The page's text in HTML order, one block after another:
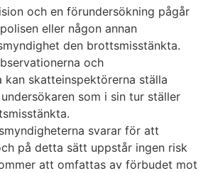
och en förundersökning pågår
eller någon annan
den brottsmisstänkta.
och
kan skatteinspektörerna ställa
som i sin tur ställer
svarar för att
på detta sätt uppstår ingen risk
att omfattas av förbudet mot